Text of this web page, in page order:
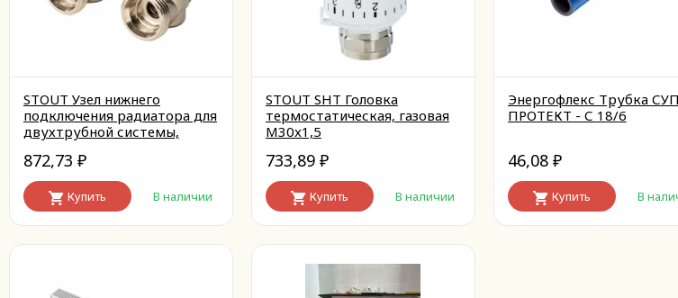
STOUT Узел нижнего
подключения радиатора для
двухтрубной системы,
872,73 ₽
Купить В наличии
STOUT SHT Головка
термостатическая, газовая
M30x1,5
733,89 ₽
Купить В наличии
Энергофлекс Трубка
ПРОТЕКТ - С 18/6
46,08 ₽
Купить В